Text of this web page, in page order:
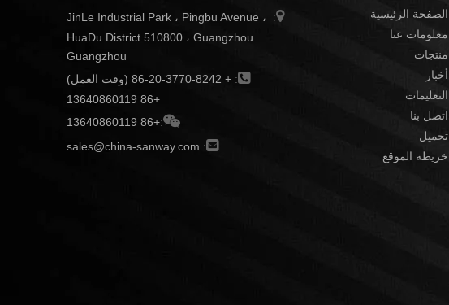

:
JinLe Industrial Park ، Pingbu Avenue ،
HuaDu District 510800 ، Guangzhou
Guangzhou

: + 86-20-3770-8242 (وقت العمل)
+86 13640860119

:
+86 13640860119

:
sales@china-sanway.com
الصفحة الرئيسية
معلومات عنا
منتجات
أخبار
التعليمات
اتصل بنا
تحميل
خريطة الموقع